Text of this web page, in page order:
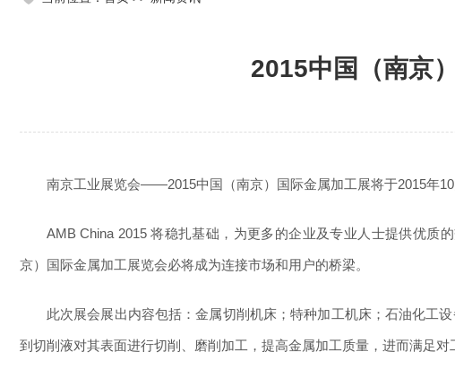
2015中国（南京
南京工业展览会——2015中国（南京）国际金属加工展将于2015年10
AMB China 2015 将稳扎基础，为更多的企业及专业人士提供优
京）国际金属加工展览会必将成为连接市场和用户的桥梁。
此次展会展出内容包括：金属切削机床；特种加工机床；石油化工
到切削液对其表面进行切削、磨削加工，提高金属加工质量，进而满足对